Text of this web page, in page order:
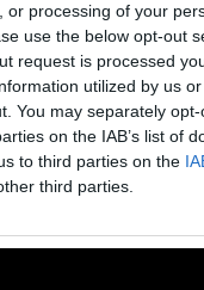
or processing of your
use the below opt-out
request is processed
utilized by us
You may separately
on the IAB’s list of
to third parties on the
third parties.